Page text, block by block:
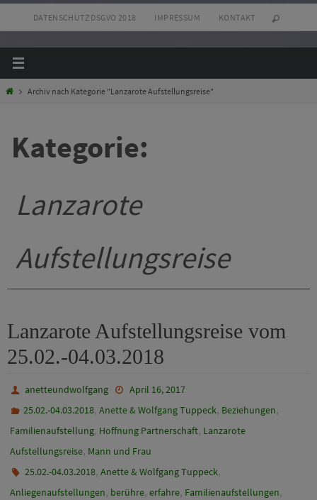
Inhalt
springen
DATENSCHUTZ DSGVO 2018 IMPRESSUM KONTAKT
StartArchiv nach Kategorie "Lanzarote Aufstellungsreise"
Kategorie:
Lanzarote
Aufstellungsreise
Lanzarote Aufstellungsreise vom
25.02.-04.03.2018
anetteundwolfgang
April 16, 2017
25.02.-04.03.2018,Anette & Wolfgang Tuppeck, Beziehungen,
Familienaufstellung, Hoffnung Partnerschaft, Lanzarote
Aufstellungsreise, Mann und Frau
25.02.-04.03.2018,Anette & Wolfgang Tuppeck,
Anliegenaufstellungen, berühre, erfahre, Familienaufstellungen,